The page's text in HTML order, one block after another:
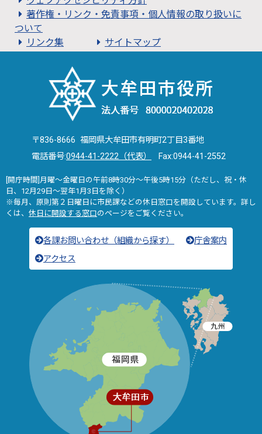
著作権・リンク・免責事項・個人情報の取り扱いに
ついて
リンク集
サイトマップ
〒836-8666 福岡県大牟田市有明町2丁目3番地
電話番号:0944-41-2222（代表） Fax:0944-41-2552
[開庁時間]月曜～金曜日の午前8時30分～午後5時15分（ただし、祝・休
日、12月29日～翌年1月3日を除く）
※毎月、原則第２日曜日に市民課などの休日窓口を開設しています。詳し
くは、 休日に開設する窓口のページをご覧ください。
各課お問い合わせ（組織から探す）
庁舎案内
アクセス